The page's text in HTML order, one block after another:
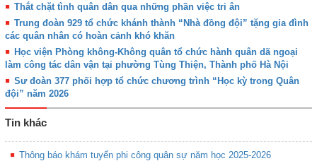
Thắt chặt tình quân dân qua những phần việc tri ân
Trung đoàn 929 tổ chức khánh thành “Nhà đồng đội” tặng gia đình
các quân nhân có hoàn cảnh khó khăn
Học viện Phòng không-Không quân tổ chức hành quân dã ngoại
làm công tác dân vận tại phường Tùng Thiện, Thành phố Hà Nội
Sư đoàn 377 phối hợp tổ chức chương trình “Học kỳ trong Quân
đội” năm 2026
Tin khác
Thông báo khám tuyển phi công quân sự năm học 2025-2026